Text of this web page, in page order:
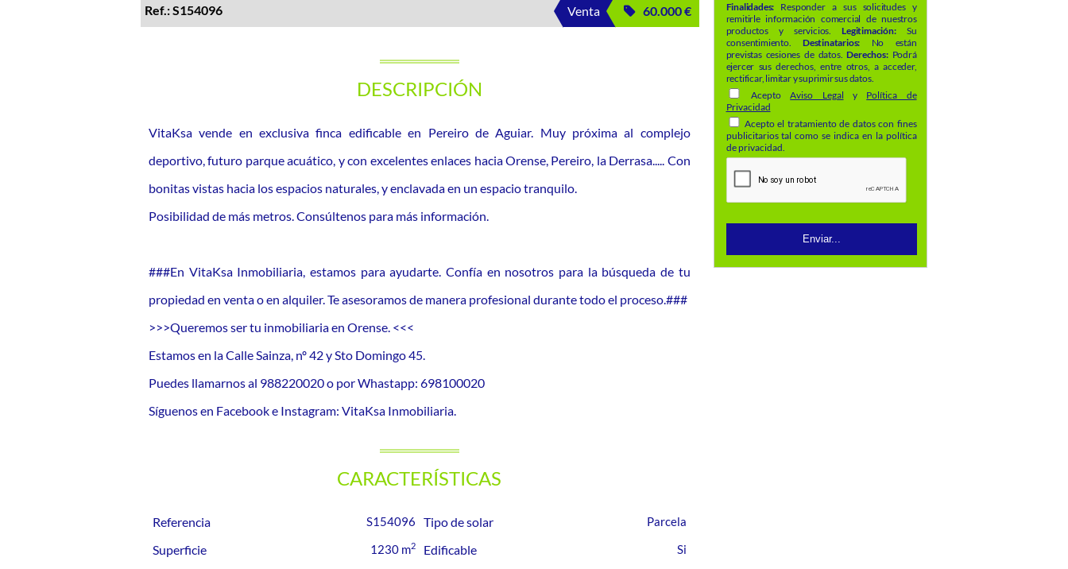
Ref.: S154096 Venta 60.000 €
DESCRIPCIÓN
VitaKsa vende en exclusiva finca edificable en Pereiro de Aguiar. Muy próxima al complejo
deportivo, futuro parque acuático, y con excelentes enlaces hacia Orense, Pereiro, la Derrasa..... Con
bonitas vistas hacia los espacios naturales, y enclavada en un espacio tranquilo.
Posibilidad de más metros. Consúltenos para más información.
###En VitaKsa Inmobiliaria, estamos para ayudarte. Confía en nosotros para la búsqueda de tu
propiedad en venta o en alquiler. Te asesoramos de manera profesional durante todo el proceso.###
>>>Queremos ser tu inmobiliaria en Orense. <<<
Estamos en la Calle Sainza, nº 42 y Sto Domingo 45.
Puedes llamarnos al 988220020 o por Whastapp: 698100020
Síguenos en Facebook e Instagram: VitaKsa Inmobiliaria.
CARACTERÍSTICAS
Referencia S154096 Tipo de solar Parcela
Superficie 1230 m2
Edificable
Finalidades: Responder a sus solicitudes y
remitirle información comercial de nuestros
productos y servicios.Legitimación:Su
consentimiento. Destinatarios: No están
previstas cesiones de datos.Derechos:Podrá
ejercer sus derechos, entre otros, a acceder,
rectificar, limitar y suprimir sus datos.
AceptoAviso Legal y Política de
Privacidad
Acepto el tratamiento de datos con fines
publicitarios tal como se indica en la política
de privacidad.